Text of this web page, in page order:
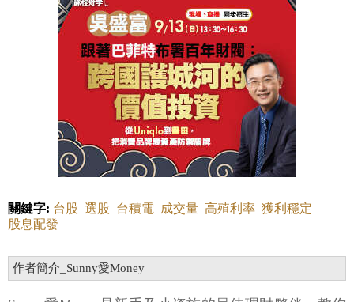
關鍵字: 台股 選股 台積電 成交量 高殖利率 獲利穩定
股息配發
作者簡介_Sunny愛Money